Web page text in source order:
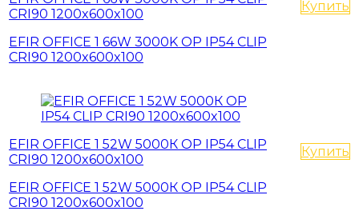
CRI90 1200x600x100
EFIR OFFICE 1 66W 3000K OP IP54 CLIP
CRI90 1200x600x100
Купить
EFIR OFFICE 1 52W 5000К OP IP54 CLIP
CRI90 1200x600x100
EFIR OFFICE 1 52W 5000К OP IP54 CLIP
CRI90 1200x600x100
Купить